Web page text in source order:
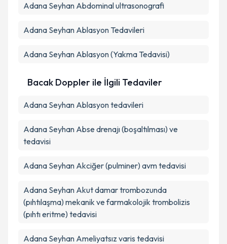
Adana Seyhan Abdominal ultrasonografi
Adana Seyhan Ablasyon Tedavileri
Adana Seyhan Ablasyon (Yakma Tedavisi)
Bacak Doppler ile İlgili Tedaviler
Adana Seyhan Ablasyon tedavileri
Adana Seyhan Abse drenajı (boşaltılması) ve
tedavisi
Adana Seyhan Akciğer (pulminer) avm tedavisi
Adana Seyhan Akut damar trombozunda
(pıhtılaşma) mekanik ve farmakolojik trombolizis
(pıhtı eritme) tedavisi
Adana Seyhan Ameliyatsız varis tedavisi